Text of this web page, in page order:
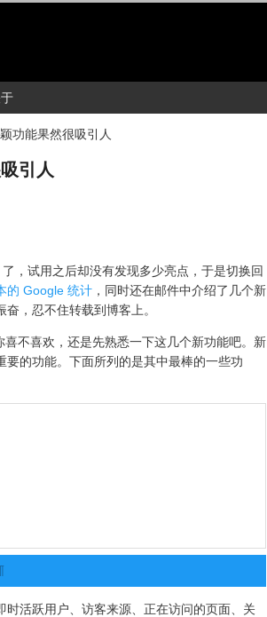
功能果然很吸引人
引人
，试用之后却没有发现多少亮点，于是切换回
的 Google 统计 ，同时还在邮件中介绍了几个新
，忍不住转载到博客上。
不喜欢，还是先熟悉一下这几个新功能吧。新
的功能。下面所列的是其中最棒的一些功
活跃用户、访客来源、正在访问的页面、关